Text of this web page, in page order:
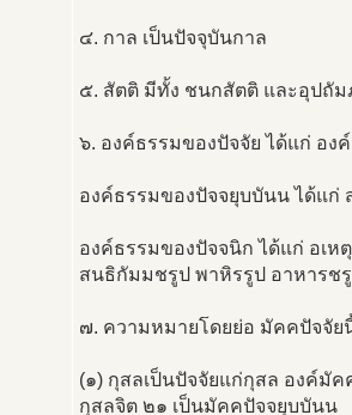
๔. กาล เป็นปัจจุบันกาล
๕. สัตติ มีทั้ง ชนกสัตติ และอุปถั
๖. องค์ธรรมของปัจจัย ได้แก่ อ
องค์ธรรมของปัจจยุบบันน ได้แก่
องค์ธรรมของปัจจนิก ได้แก่ อเ
สนธิกัมมชรูป พาหิรรูป อาหาร
๗. ความหมายโดยย่อ มัคคปัจจัย
(๑) กุสลเป็นปัจจัยแก่กุสล องค์มั
กุสลจิต ๒๑ เป็นมัคคปัจจยุบบันน